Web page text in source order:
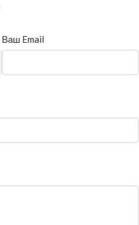
Ваш Email